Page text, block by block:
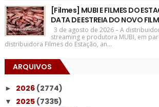
[Filmes] MUBI E FILMES DO
DATA DE ESTREIA DO NOVO
3 de agosto de 2026 – A
streaming e produtora MUBI, em
distribuidora Filmes do Estação, an...
ARQUIVOS
► 2026 (2774)
▼ 2025 (7335)